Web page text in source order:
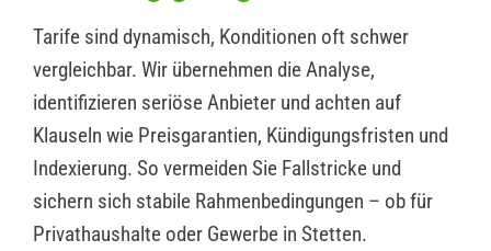
Tarife sind dynamisch, Konditionen oft schwer
vergleichbar. Wir übernehmen die Analyse,
identifizieren seriöse Anbieter und achten auf
Klauseln wie Preisgarantien, Kündigungsfristen und
Indexierung. So vermeiden Sie Fallstricke und
sichern sich stabile Rahmenbedingungen – ob für
Privathaushalte oder Gewerbe in Stetten.